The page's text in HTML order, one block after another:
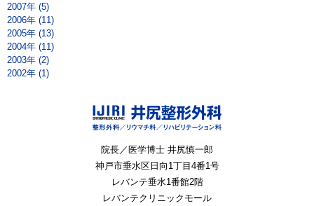
2007年 (5)
2006年 (11)
2005年 (13)
2004年 (11)
2003年 (2)
2002年 (1)
院長／医学博士 井尻慎一郎
神戸市垂水区日向1丁目4番1号
レバンテ垂水1番館2階
レバンテクリニックモール